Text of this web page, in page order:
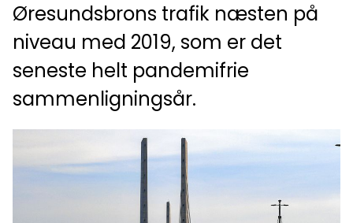
Øresundsbrons trafik næsten på
niveau med 2019, som er det
seneste helt pandemifrie
sammenligningsår.